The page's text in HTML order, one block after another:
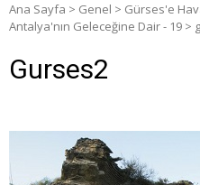
Ana Sayfa > Genel > Gürses'e
Antalya'nın Geleceğine Dair - 19 >
Gurses2